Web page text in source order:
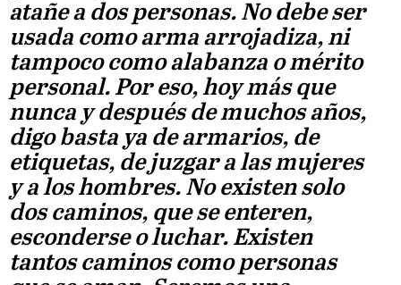
atañe a dos personas. No debe ser
usada como arma arrojadiza, ni
tampoco como alabanza o mérito
personal. Por eso, hoy más que
nunca y después de muchos años,
digo basta ya de armarios, de
etiquetas, de juzgar a las mujeres
y a los hombres. No existen solo
dos caminos, que se enteren,
esconderse o luchar. Existen
tantos caminos como personas